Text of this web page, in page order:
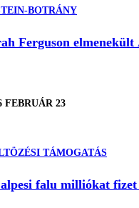
BOTRÁNY
Ferguson
FEBRUÁR 23
TÁMOGATÁS
falu milliókat